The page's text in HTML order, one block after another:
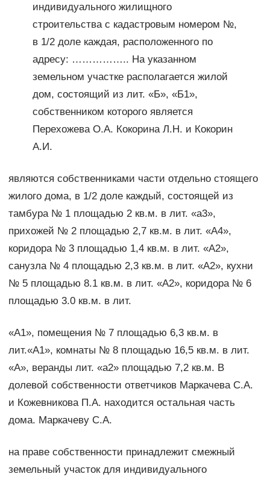
индивидуального жилищного
строительства с кадастровым номером №,
в 1/2 доле каждая, расположенного по
адресу: …………….. На указанном
земельном участке располагается жилой
дом, состоящий из лит. «Б», «Б1»,
собственником которого является
Перехожева О.А. Кокорина Л.Н. и Кокорин
А.И.
являются собственниками части отдельно стоящего
жилого дома, в 1/2 доле каждый, состоящей из
тамбура № 1 площадью 2 кв.м. в лит. «а3»,
прихожей № 2 площадью 2,7 кв.м. в лит. «А4»,
коридора № 3 площадью 1,4 кв.м. в лит. «А2»,
санузла № 4 площадью 2,3 кв.м. в лит. «А2», кухни
№ 5 площадью 8.1 кв.м. в лит. «А2», коридора № 6
площадью 3.0 кв.м. в лит.
«А1», помещения № 7 площадью 6,3 кв.м. в
лит.«А1», комнаты № 8 площадью 16,5 кв.м. в лит.
«А», веранды лит. «а2» площадью 7,2 кв.м. В
долевой собственности ответчиков Маркачева С.А.
и Кожевникова П.А. находится остальная часть
дома. Маркачеву С.А.
на праве собственности принадлежит смежный
земельный участок для индивидуального